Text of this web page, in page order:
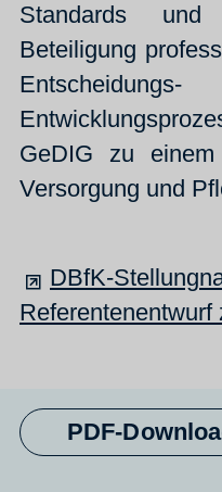
Standards und
Beteiligung
GeDIG zu
Versorgung und
DBfK-
Referentenentwurf
PDF-